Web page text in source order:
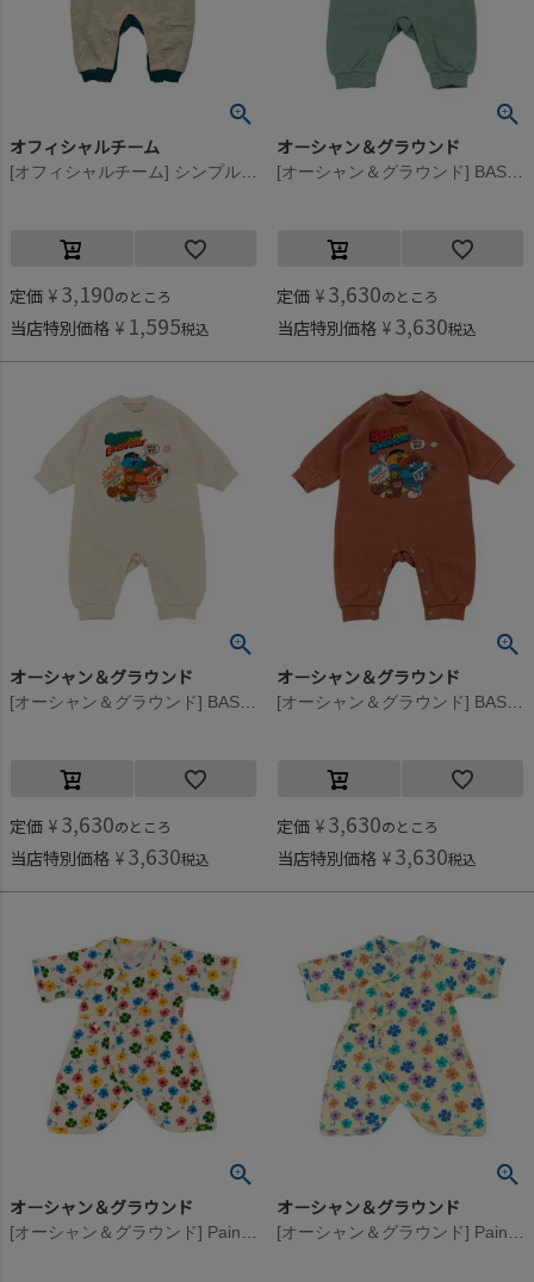
オフィシャルチーム
[オフィシャルチーム] シンプルロゴロンパース ピンク
定価 ¥ 3,190のところ
当店特別価格 ¥ 1,595税込
オーシャン＆グラウンド
[オーシャン＆グラウンド] BASEBALLFUNプリントロンパース ライトグリーン(LG)
定価 ¥ 3,630のところ
当店特別価格 ¥ 3,630税込
オーシャン＆グラウンド
[オーシャン＆グラウンド] BASEBALLFUNプリントロンパース キナリ(KN)
定価 ¥ 3,630のところ
当店特別価格 ¥ 3,630税込
オーシャン＆グラウンド
[オーシャン＆グラウンド] BASEBALLFUNプリントロンパース ブラウン(BR)
定価 ¥ 3,630のところ
当店特別価格 ¥ 3,630税込
オーシャン＆グラウンド
[オーシャン＆グラウンド] PaintingFlowerコンビ肌着 オフホワイト(OW)
オーシャン＆グラウンド
[オーシャン＆グラウンド] PaintingFlowerコンビ肌着 クリーム(CR)